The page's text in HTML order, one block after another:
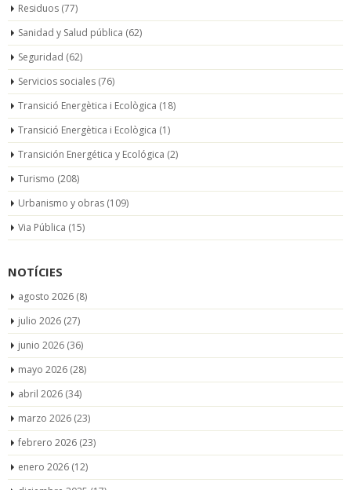
Residuos (77)
Sanidad y Salud pública (62)
Seguridad (62)
Servicios sociales (76)
Transició Energètica i Ecològica (18)
Transició Energètica i Ecològica (1)
Transición Energética y Ecológica (2)
Turismo (208)
Urbanismo y obras (109)
Via Pública (15)
NOTÍCIES
agosto 2026 (8)
julio 2026 (27)
junio 2026 (36)
mayo 2026 (28)
abril 2026 (34)
marzo 2026 (23)
febrero 2026 (23)
enero 2026 (12)